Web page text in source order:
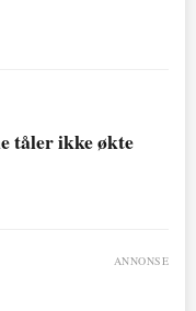
tåler ikke økte
ANNONSE